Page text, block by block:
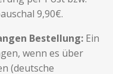
9,90€.
Bestellung: Ein
wenn es über
(deutsche